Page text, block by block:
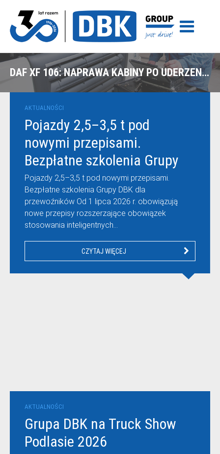
DAF XF 106: NAPRAWA KABINY PO UDERZENIU W NACZEPĘ – BIAŁYSTOK
AKTUALNOŚCI
Pojazdy 2,5–3,5 t pod
nowymi przepisami.
Bezpłatne szkolenia Grupy
DBK dla przewoźników
Pojazdy 2,5–3,5 t pod nowymi przepisami.
Bezpłatne szkolenia Grupy DBK dla
przewoźników Od 1 lipca 2026 r. obowiązują
nowe przepisy rozszerzające obowiązek
stosowania inteligentnych…
CZYTAJ WIĘCEJ
AKTUALNOŚCI
Grupa DBK na Truck Show
Podlasie 2026